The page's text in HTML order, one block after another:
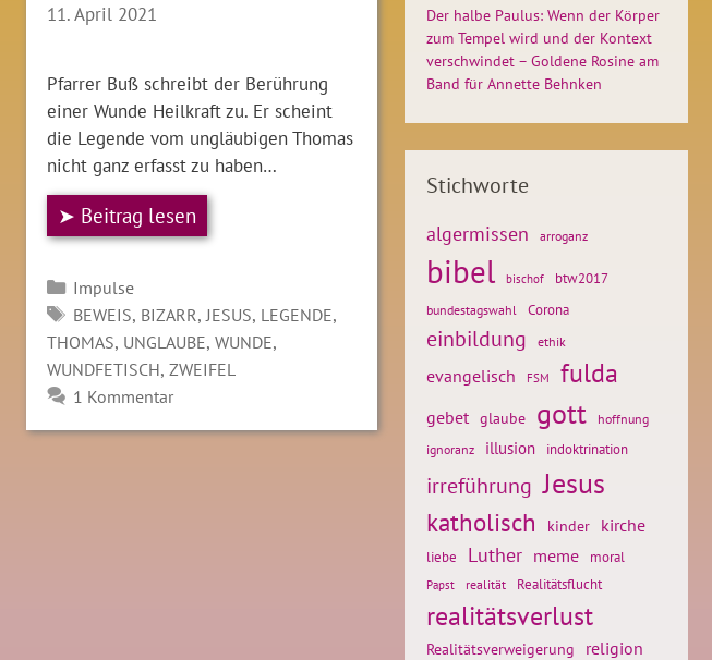
11. April 2021
Pfarrer Buß schreibt der Berührung
einer Wunde Heilkraft zu. Er scheint
die Legende vom ungläubigen Thomas
nicht ganz erfasst zu haben…
➤ Beitrag lesen
Kategorien
Impulse
SCHLAGWÖRTER
BEWEIS, BIZARR,JESUS, LEGENDE,
THOMAS, UNGLAUBE,WUNDE,
WUNDFETISCH,ZWEIFEL
1 Kommentar
Der halbe Paulus: Wenn der Körper
zum Tempel wird und der Kontext
verschwindet – Goldene Rosine am
Band für Annette Behnken
Stichworte
algermissen arroganz
bibel bischof btw2017
bundestagswahl Corona
einbildung ethik
evangelisch FSM fulda
gebet glaube gott
hoffnung
ignoranz
illusion indoktrination
irreführung Jesus
katholisch kinder kirche
liebe Luther meme moral
Papst realität Realitätsflucht
realitätsverlust
Realitätsverweigerung religion